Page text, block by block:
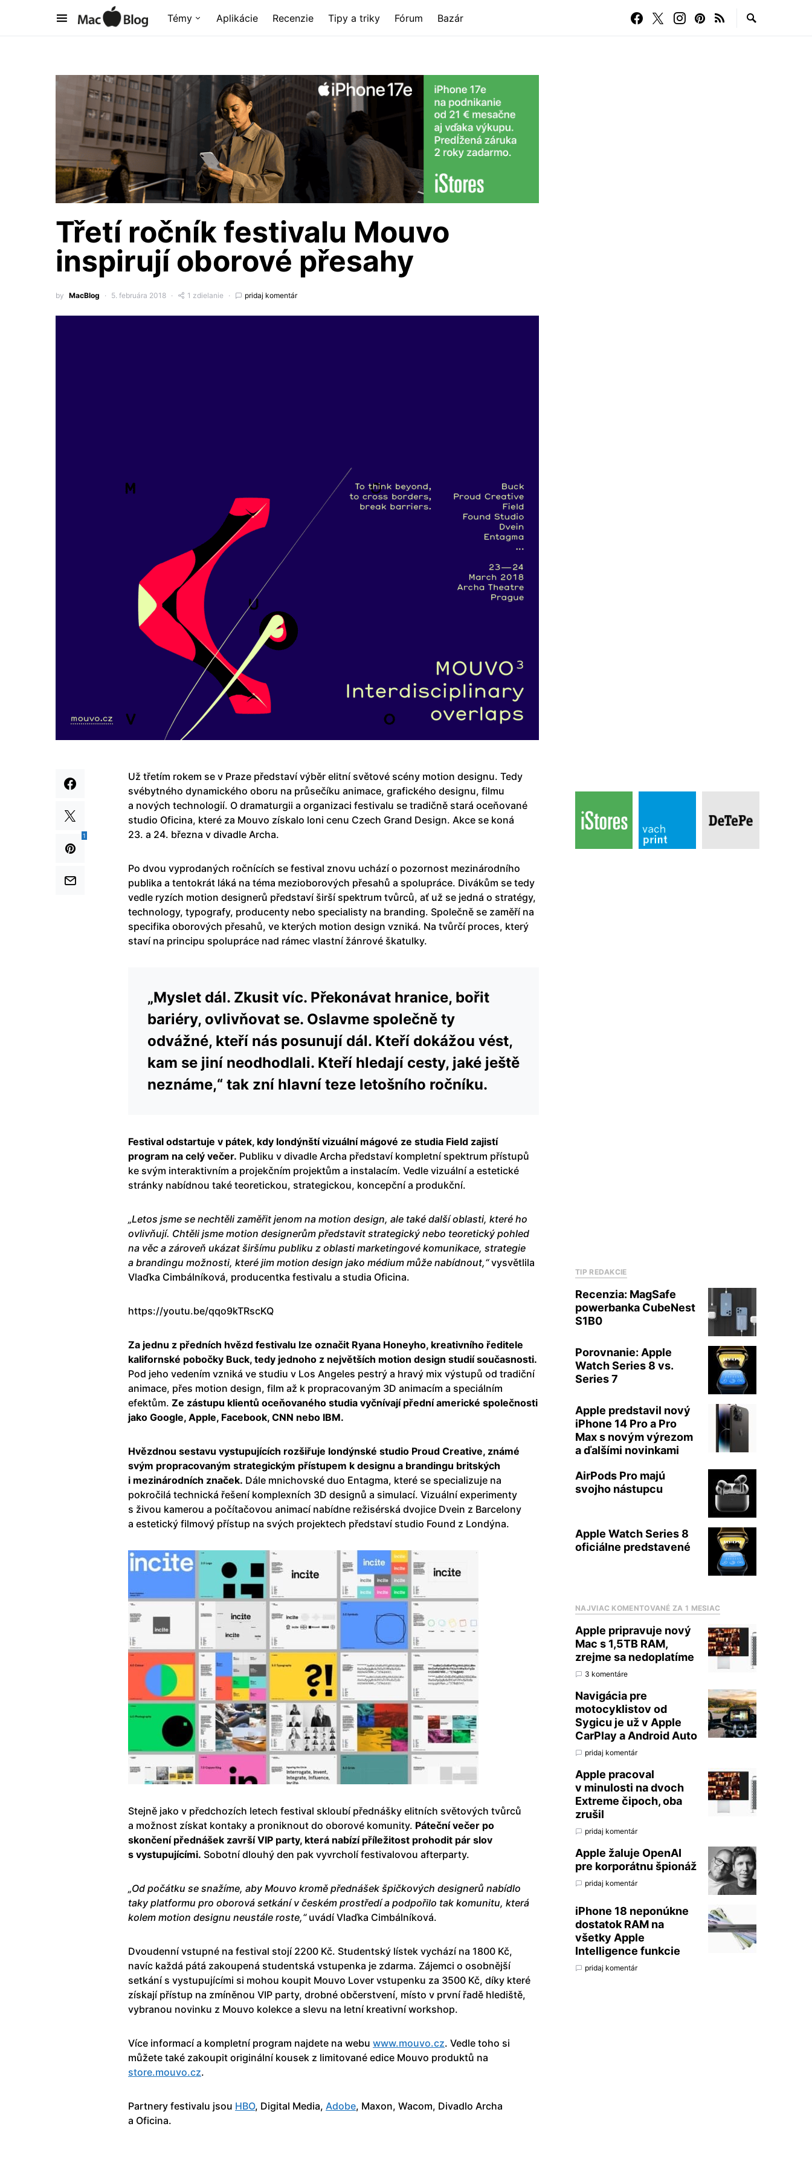
Témy Aplikácie Recenzie Tipy a triky Fórum Bazár
Třetí ročník festivalu Mouvo
inspirují oborové přesahy
by MacBlog 5. februára 2018 1 zdielanie pridaj komentár
1
Už třetím rokem se v Praze představí výběr elitní světové scény motion designu. Tedy
svébytného dynamického oboru na průsečíku animace, grafického designu, filmu
a nových technologií. O dramaturgii a organizaci festivalu se tradičně stará oceňované
studio Oficina, které za Mouvo získalo loni cenu Czech Grand Design. Akce se koná
23. a 24. března v divadle Archa.
Po dvou vyprodaných ročnících se festival znovu uchází o pozornost mezinárodního
publika a tentokrát láká na téma mezioborových přesahů a spolupráce. Divákům se tedy
vedle ryzích motion designerů představí širší spektrum tvůrců, ať už se jedná o stratégy,
technology, typografy, producenty nebo specialisty na branding. Společně se zaměří na
specifika oborových přesahů, ve kterých motion design vzniká. Na tvůrčí proces, který
staví na principu spolupráce nad rámec vlastní žánrové škatulky.
„Myslet dál. Zkusit víc. Překonávat hranice, bořit
bariéry, ovlivňovat se. Oslavme společně ty
odvážné, kteří nás posunují dál. Kteří dokážou vést,
kam se jiní neodhodlali. Kteří hledají cesty, jaké ještě
neznáme,“ tak zní hlavní teze letošního ročníku.
Festival odstartuje v pátek, kdy londýnští vizuální mágové ze studia Field zajistí
program na celý večer. Publiku v divadle Archa představí kompletní spektrum přístupů
ke svým interaktivním a projekčním projektům a instalacím. Vedle vizuální a estetické
stránky nabídnou také teoretickou, strategickou, koncepční a produkční.
„Letos jsme se nechtěli zaměřit jenom na motion design, ale také další oblasti, které ho
ovlivňují. Chtěli jsme motion designerům představit strategický nebo teoretický pohled
na věc a zároveň ukázat širšímu publiku z oblasti marketingové komunikace, strategie
a brandingu možnosti, které jim motion design jako médium může nabídnout,“vysvětlila
Vlaďka Cimbálníková, producentka festivalu a studia Oficina.
https://youtu.be/qqo9kTRscKQ
Za jednu z předních hvězd festivalu lze označit Ryana Honeyho, kreativního ředitele
kalifornské pobočky Buck, tedy jednoho z největších motion design studií současnosti.
Pod jeho vedením vzniká ve studiu v Los Angeles pestrý a hravý mix výstupů od tradiční
animace, přes motion design, film až k propracovaným 3D animacím a speciálním
efektům. Ze zástupu klientů oceňovaného studia vyčnívají přední americké společnosti
jako Google, Apple, Facebook, CNN nebo IBM.
Hvězdnou sestavu vystupujících rozšiřuje londýnské studio Proud Creative, známé
svým propracovaným strategickým přístupem k designu a brandingu britských
i mezinárodních značek. Dále mnichovské duo Entagma, které se specializuje na
pokročilá technická řešení komplexních 3D designů a simulací. Vizuální experimenty
s živou kamerou a počítačovou animací nabídne režisérská dvojice Dvein z Barcelony
a estetický filmový přístup na svých projektech představí studio Found z Londýna.
Stejně jako v předchozích letech festival skloubí přednášky elitních světových tvůrců
a možnost získat kontaky a proniknout do oborové komunity. Páteční večer po
skončení přednášek završí VIP party, která nabízí příležitost prohodit pár slov
s vystupujícími. Sobotní dlouhý den pak vyvrcholí festivalovou afterparty.
„Od počátku se snažíme, aby Mouvo kromě přednášek špičkových designerů nabídlo
taky platformu pro oborová setkání v českém prostředí a podpořilo tak komunitu, která
kolem motion designu neustále roste,“uvádí Vlaďka Cimbálníková.
Dvoudenní vstupné na festival stojí 2200 Kč. Studentský lístek vychází na 1800 Kč,
navíc každá pátá zakoupená studentská vstupenka je zdarma. Zájemci o osobnější
setkání s vystupujícími si mohou koupit Mouvo Lover vstupenku za 3500 Kč, díky které
získají přístup na zmíněnou VIP party, drobné občerstvení, místo v první řadě hlediště,
vybranou novinku z Mouvo kolekce a slevu na letní kreativní workshop.
Více informací a kompletní program najdete na webu www.mouvo.cz. Vedle toho si
můžete také zakoupit originální kousek z limitované edice Mouvo produktů na
store.mouvo.cz.
Partnery festivalu jsou HBO, Digital Media, Adobe, Maxon, Wacom, Divadlo Archa
a Oficina.
TIP REDAKCIE
Recenzia: MagSafe
powerbanka CubeNest
S1B0
Porovnanie: Apple
Watch Series 8 vs.
Series 7
Apple predstavil nový
iPhone 14 Pro a Pro
Max s novým výrezom
a ďalšími novinkami
AirPods Pro majú
svojho nástupcu
Apple Watch Series 8
oficiálne predstavené
NAJVIAC KOMENTOVANÉ ZA 1 MESIAC
Apple pripravuje nový
Mac s 1,5TB RAM,
zrejme sa nedoplatíme
3 komentáre
Navigácia pre
motocyklistov od
Sygicu je už v Apple
CarPlay a Android Auto
pridaj komentár
Apple pracoval
v minulosti na dvoch
Extreme čipoch, oba
zrušil
pridaj komentár
Apple žaluje OpenAI
pre korporátnu špionáž
pridaj komentár
iPhone 18 neponúkne
dostatok RAM na
všetky Apple
Intelligence funkcie
pridaj komentár